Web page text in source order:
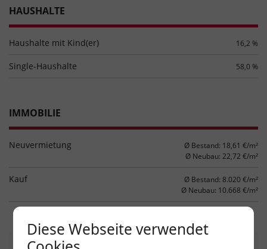
HAUSHALTE
Haushalte mit Kind(er) 16,2 %
Single-Haushalte 58,0 %
IMMOBILIE
Neuvermietung
Ø Bestand: 18,61 €/m²
Ø Neubau: 22,72 €/m²
Kauf
Ø Bestand: 8.020 €/m²
Ø Neubau: 10.668 €/m²
Diese Webseite verwendet